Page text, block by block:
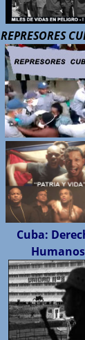
REPRESORES
Cuba: